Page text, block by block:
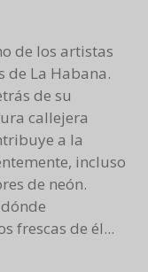
de los artistas
de La Habana.
de su
callejera
a la
incluso
de neón.
frescas de él...